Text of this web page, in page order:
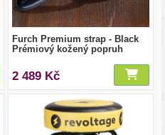
Furch Premium strap - Black
Prémiový kožený popruh
2 489 Kč